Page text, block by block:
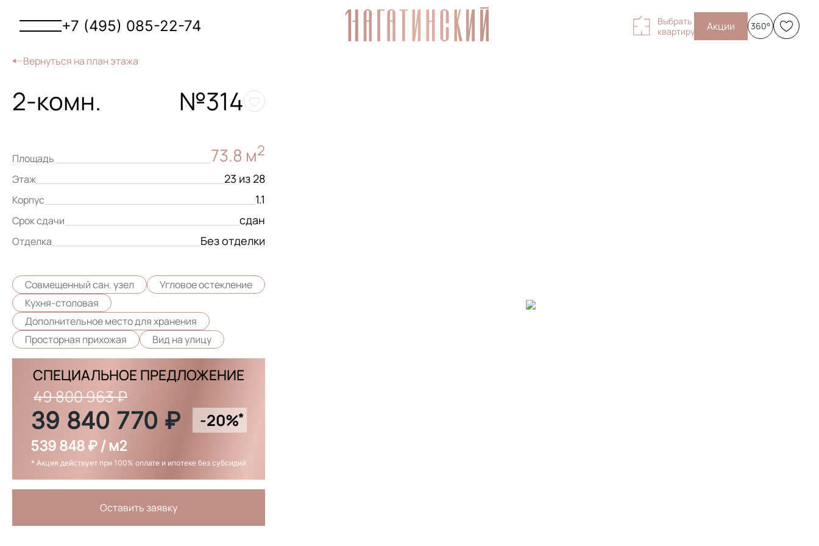
+7 (495) 085-22-74
Выбрать
квартиру
Акции 360°
Вернуться на план этажа
2-комн. №314
Площадь 73.8 м2
Этаж 23 из 28
Корпус 1.1
Срок сдачи сдан
Отделка Без отделки
Совмещенный сан. узел
Угловое остекление
Кухня-столовая
Дополнительное место для хранения
Просторная прихожая
Вид на улицу
СПЕЦИАЛЬНОЕ ПРЕДЛОЖЕНИЕ
49 800 963 ₽
-20%*
39 840 770 ₽
539 848 ₽ / м2
* Акция действует при 100% оплате и ипотеке без субсидий
Оставить заявку